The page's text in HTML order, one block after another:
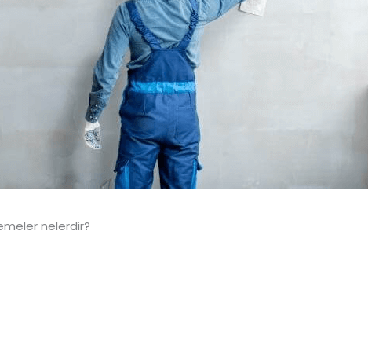
nelerdir?